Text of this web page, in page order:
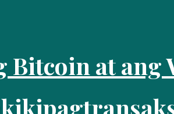
Bitcoin at ang